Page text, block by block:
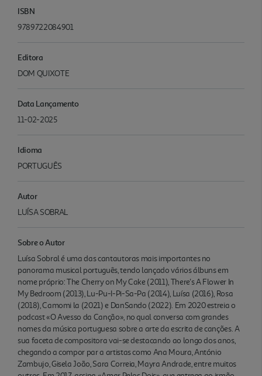
ISBN
9789722084901
Editora
DOM QUIXOTE
Data Lançamento
11-02-2025
Idioma
PORTUGUÊS
Autor
LUÍSA SOBRAL
Sobre o Autor
Luísa Sobral é uma das cantautoras mais importantes no
panorama musical português, tendo lançado vários álbuns em
nome próprio: The Cherry on My Cake (2011), There's A Flower In
My Bedroom (2013), Lu-Pu-I-Pi-Sa-Pa (2014), Luísa (2016), Rosa
(2018), Camomi la (2021) e DanSando (2022). Em 2020 estreia o
podcast «O Avesso da Canção», no qual conversa com grandes
nomes da música portuguesa sobre a arte da escrita de canções. A
sua faceta de compositora vai-se destacando ao longo dos anos,
chegando a compor par a artistas como Ana Moura, António
Zambujo, Gisela João, Sara Correia, Mayra Andrade, entre muitos